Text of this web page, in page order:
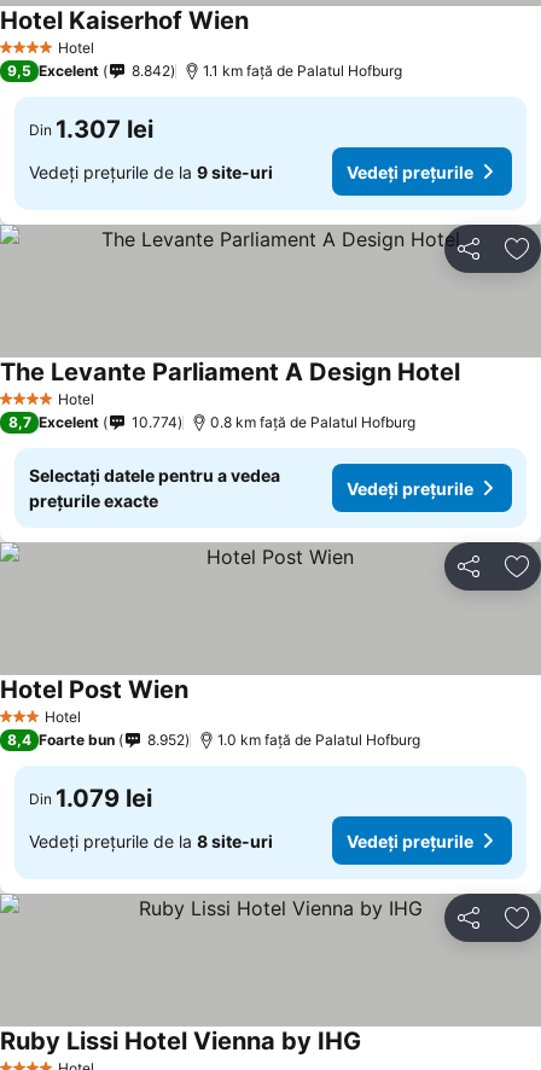
4 Stele Hotel
Hotel Kaiserhof WienVedeți prețurile
9,5 Excelent 8.842 1.1 km faţă de Palatul Hofburg
Din 1.307 lei
Vedeți prețurile de la 9 site-uri Vedeți prețurile
Distribuiți
4 Stele Hotel
The Levante Parliament A Design HotelVedeți
8,7 Excelent 10.774 0.8 km faţă de Palatul Hofburg
Selectați datele pentru a vedea
prețurile exacte
Vedeți prețurile
Distribuiți
3 SteleHotel
Hotel Post WienVedeți prețurile
8,4 Foarte bun 8.952 1.0 km faţă de Palatul Hofburg
Din 1.079 lei
Vedeți prețurile de la 8 site-uri Vedeți prețurile
Distribuiți
Ruby Lissi Hotel Vienna by IHG